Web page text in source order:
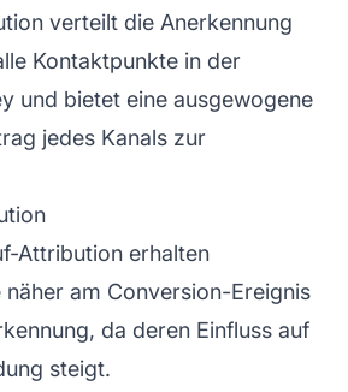
verteilt die Anerkennung
Kontaktpunkte in der
und bietet eine ausgewogene
jedes Kanals zur
Attribution erhalten
am Conversion-Ereignis
da deren Einfluss auf
steigt.